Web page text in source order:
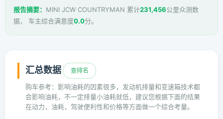
报告摘要： MINI JCW COUNTRYMAN 累计231,456公里众测数
据， 车主综合满意度0.0分。
汇总数据 查排名
购车参考：影响油耗的因素很多，发动机排量和变速箱技术都
会影响油耗，不一定排量小油耗就低，建议您根据下面的结果
在动力，油耗，驾驶便利性和价格等方面做一个综合考量。